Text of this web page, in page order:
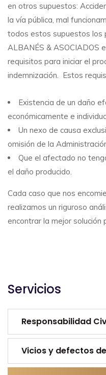
en otros supuestos:
la vía pública, mal
todos estos supuestos los
ALBANÉS & ASOCIADOS
requisitos para iniciar el
indemnización. Estos
Existencia de un daño
económicamente e
Un nexo de causa
omisión de la
Que el afectado no
el daño producido.
Cada caso que nos
realizamos un riguroso
encontrar la mejor solución
Servicios
Responsabilidad
Vicios y defectos